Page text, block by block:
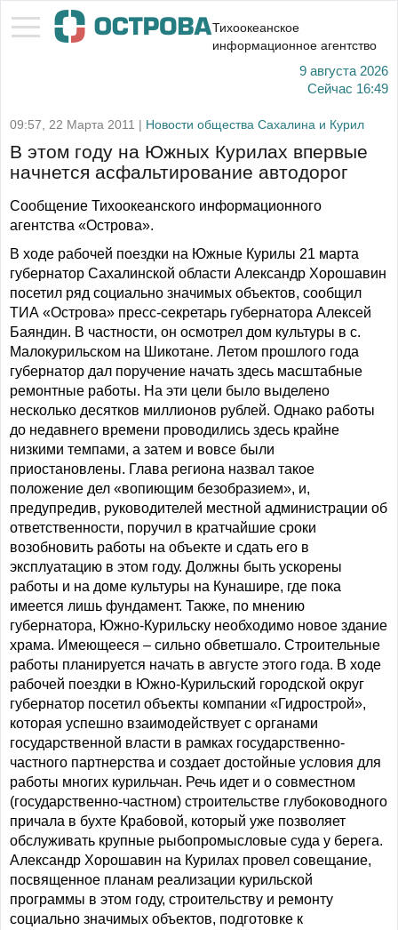
Тихоокеанское
информационное агентство
9 августа 2026
Сейчас 16:49
09:57, 22 Марта 2011 | Новости общества Сахалина и Курил
В этом году на Южных Курилах впервые
начнется асфальтирование автодорог
Сообщение Тихоокеанского информационного
агентства «Острова».
В ходе рабочей поездки на Южные Курилы 21 марта
губернатор Сахалинской области Александр Хорошавин
посетил ряд социально значимых объектов, сообщил
ТИА «Острова» пресс-секретарь губернатора Алексей
Баяндин. В частности, он осмотрел дом культуры в с.
Малокурильском на Шикотане. Летом прошлого года
губернатор дал поручение начать здесь масштабные
ремонтные работы. На эти цели было выделено
несколько десятков миллионов рублей. Однако работы
до недавнего времени проводились здесь крайне
низкими темпами, а затем и вовсе были
приостановлены. Глава региона назвал такое
положение дел «вопиющим безобразием», и,
предупредив, руководителей местной администрации об
ответственности, поручил в кратчайшие сроки
возобновить работы на объекте и сдать его в
эксплуатацию в этом году. Должны быть ускорены
работы и на доме культуры на Кунашире, где пока
имеется лишь фундамент. Также, по мнению
губернатора, Южно-Курильску необходимо новое здание
храма. Имеющееся – сильно обветшало. Строительные
работы планируется начать в августе этого года. В ходе
рабочей поездки в Южно-Курильский городской округ
губернатор посетил объекты компании «Гидрострой»,
которая успешно взаимодействует с органами
государственной власти в рамках государственно-
частного партнерства и создает достойные условия для
работы многих курильчан. Речь идет и о совместном
(государственно-частном) строительстве глубоководного
причала в бухте Крабовой, который уже позволяет
обслуживать крупные рыбопромысловые суда у берега.
Александр Хорошавин на Курилах провел совещание,
посвященное планам реализации курильской
программы в этом году, строительству и ремонту
социально значимых объектов, подготовке к